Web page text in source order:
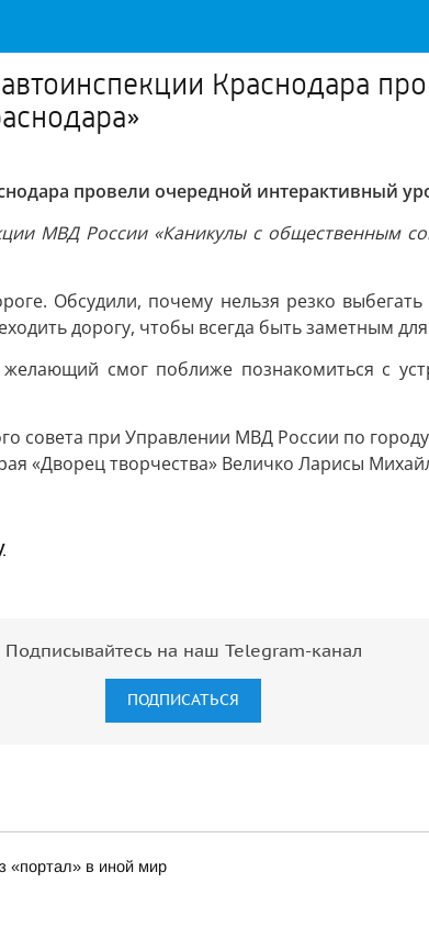
Краснодара
провели очередной интерактивный
МВД России «Каникулы с общественным
Обсудили, почему нельзя резко
дорогу, чтобы всегда быть заметным
смог поближе познакомиться с
при Управлении МВД России по
«Дворец творчества» Величко Ларисы
Подписывайтесь на наш Telegram-канал
ПОДПИСАТЬСЯ
«портал» в иной мир